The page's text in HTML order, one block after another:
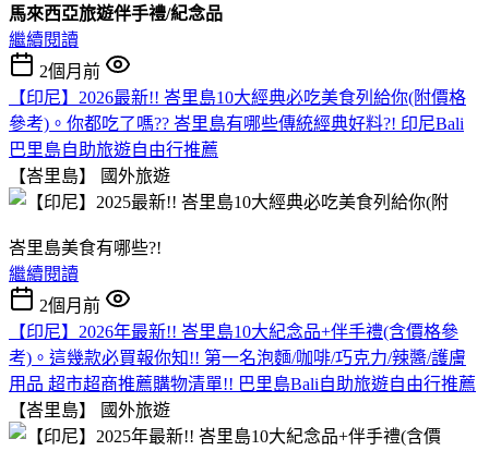
馬來西亞旅遊伴手禮/紀念品
繼續閱讀
2個月前
【印尼】2026最新!! 峇里島10大經典必吃美食列給你(附價格
參考)。你都吃了嗎?? 峇里島有哪些傳統經典好料?! 印尼Bali
巴里島自助旅遊自由行推薦
【峇里島】
國外旅遊
峇里島美食有哪些?!
繼續閱讀
2個月前
【印尼】2026年最新!! 峇里島10大紀念品+伴手禮(含價格參
考)。這幾款必買報你知!! 第一名泡麵/咖啡/巧克力/辣醬/護膚
用品 超市超商推薦購物清單!! 巴里島Bali自助旅遊自由行推薦
【峇里島】
國外旅遊